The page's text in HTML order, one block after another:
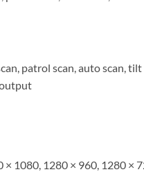
patrol scan, auto scan,
1080, 1280 × 960, 1280 ×